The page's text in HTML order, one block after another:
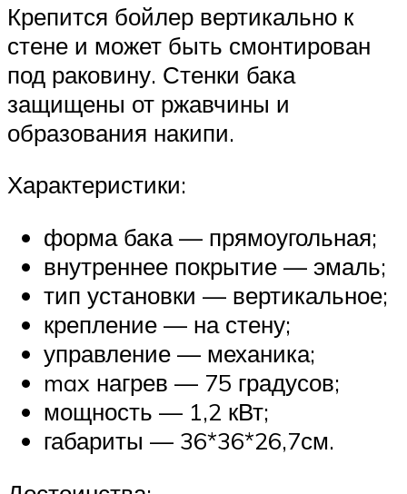
Крепится бойлер вертикально к
стене и может быть смонтирован
под раковину. Стенки бака
защищены от ржавчины и
образования накипи.
Характеристики:
форма бака — прямоугольная;
внутреннее покрытие — эмаль;
тип установки — вертикальное;
крепление — на стену;
управление — механика;
max нагрев — 75 градусов;
мощность — 1,2 кВт;
габариты — 36*36*26,7см.